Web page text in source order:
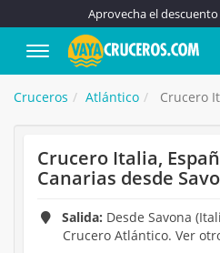
Aprovecha el
Cruceros Atlántico Crucero
Crucero Italia,
Canarias desde
Salida: Desde Savona
Crucero Atlántico. Ver